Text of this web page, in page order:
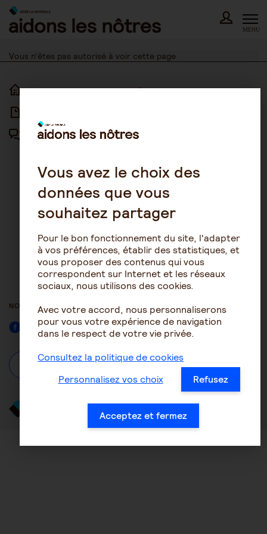
Skip
content
MENU
Vous n’êtes pas autorisé à voir cette page
ACCUEIL
FORUM
PLAN DU SITE
D’UTILISATION
POLITIQUE DE PROTECTION DES
GESTION DES COOKIES
ACCESSIBILITÉ : NON
CONFORME
NOUS SUIVRE
Facebook
À propos Se connecter / S'inscrire
Vous avez le choix des
données que vous
souhaitez partager
Pour le bon fonctionnement du site, l'adapter
à vos préférences, établir des statistiques, et
vous proposer des contenus qui vous
correspondent sur Internet et les réseaux
sociaux, nous utilisons des cookies.
Avec votre accord, nous personnaliserons
pour vous votre expérience de navigation
dans le respect de votre vie privée.
Consultez la politique de cookies
Personnalisez vos choix
Refusez
Acceptez et fermez